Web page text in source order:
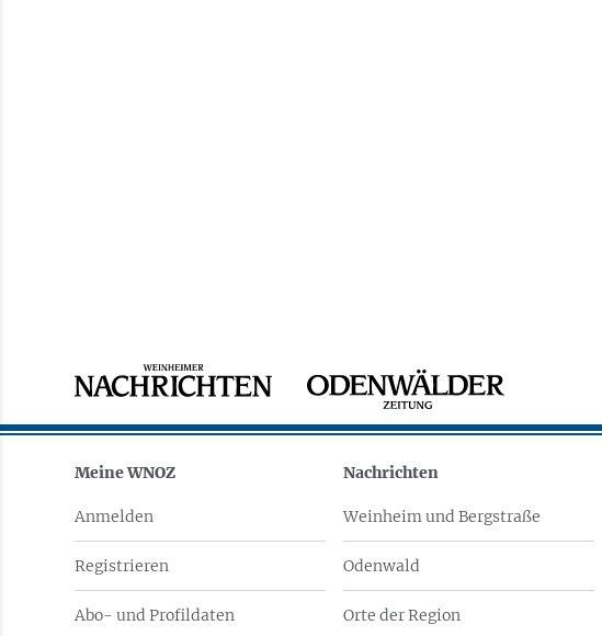
Meine WNOZ
Anmelden
Registrieren
Abo- und Profildaten
Nachrichten
Weinheim und Bergstraße
Odenwald
Orte der Region